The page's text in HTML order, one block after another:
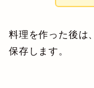
料理を作った後は
保存します。